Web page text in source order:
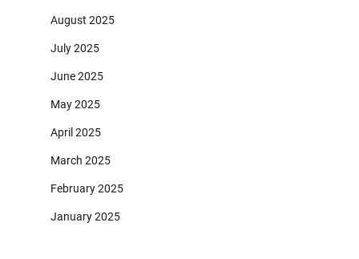
August 2025
July 2025
June 2025
May 2025
April 2025
March 2025
February 2025
January 2025